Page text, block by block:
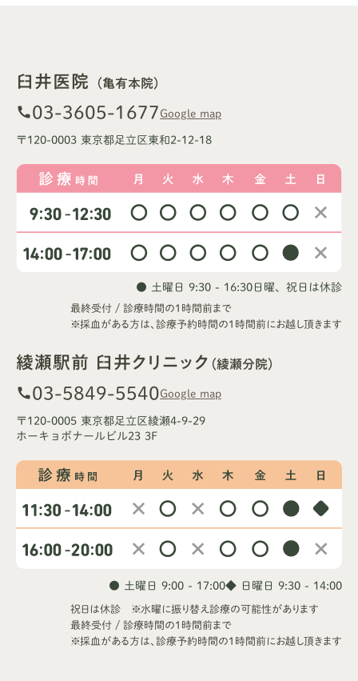
臼井医院 （亀有本院）
call03-3605-1677 Google map
〒120-0003 東京都足立区東和2-12-18
● 土曜日 9:30 - 16:30 日曜、祝日は休診
最終受付 / 診療時間の1時間前まで
※採血がある方は、診療予約時間の1時間前にお越し頂きます
綾瀬駅前 臼井クリニック （綾瀬分院）
call03-5849-5540Google map
〒120-0005 東京都足立区綾瀬4-9-29
ホーキョボナールビル23 3F
● 土曜日 9:00 - 17:00◆ 日曜日 9:30 - 14:00
祝日は休診 ※水曜に振り替え診療の可能性があります
最終受付 / 診療時間の1時間前まで
※採血がある方は、診療予約時間の1時間前にお越し頂きます